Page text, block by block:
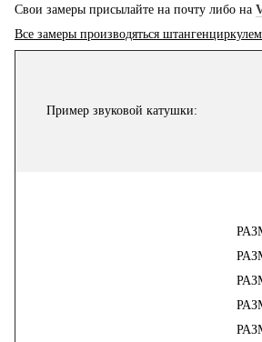
Свои замеры присылайте на почту либо на
Все замеры производяться
Пример звуковой катушки: